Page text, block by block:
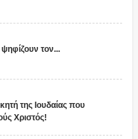
ψηφίζουν τον...
της Ιουδαίας που
Χριστός!